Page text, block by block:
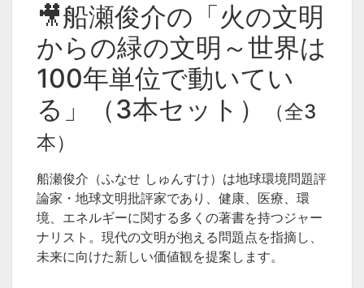
🎥船瀬俊介の「火の文明
からの緑の文明～世界は
100年単位で動いてい
る」（3本セット）
（全3
本）
船瀬俊介（ふなせ しゅんすけ）は地球環境問題評
論家・地球文明批評家であり、健康、医療、環
境、エネルギーに関する多くの著書を持つジャー
ナリスト。現代の文明が抱える問題点を指摘し、
未来に向けた新しい価値観を提案します。